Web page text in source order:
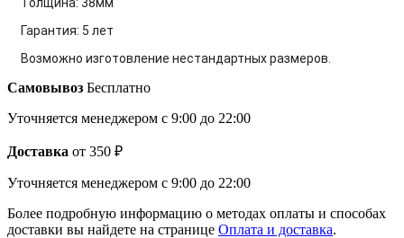
Гарантия: 5 лет
Возможно изготовление нестандартных размеров.
Самовывоз Бесплатно
Уточняется менеджером с 9:00 до 22:00
Доставка от 350 ₽
Уточняется менеджером с 9:00 до 22:00
Более подробную информацию о методах оплаты и способах
доставки вы найдете на странице Оплата и доставка.